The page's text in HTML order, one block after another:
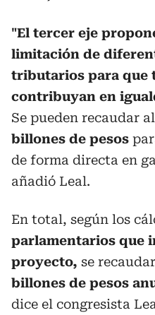
"El tercer eje
limitación de
tributarios para que
contribuyan en
Se pueden recaudar
billones de pesos
de forma directa en
añadió Leal.
En total, según los
parlamentarios que
proyecto, se
billones de pesos
dice el congresista